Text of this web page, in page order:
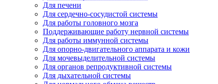
Для печени
Для сердечно-сосудистой системы
Для работы головного мозга
Поддерживающие работу нервной системы
Для работы иммунной системы
Для опорно-двигательного аппарата и кожи
Для мочевыделительной системы
Для органов репродуктивной системы
Для дыхательной системы